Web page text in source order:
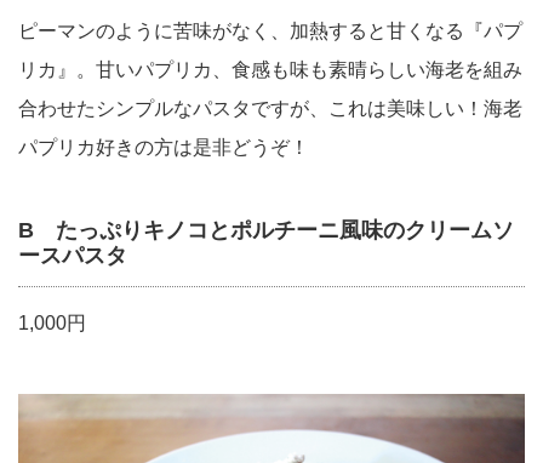
ピーマンのように苦味がなく、加熱すると甘くなる『パプ
リカ』。甘いパプリカ、食感も味も素晴らしい海老を組み
合わせたシンプルなパスタですが、これは美味しい！海老
パプリカ好きの方は是非どうぞ！
B たっぷりキノコとポルチーニ風味のクリームソ
ースパスタ
1,000円